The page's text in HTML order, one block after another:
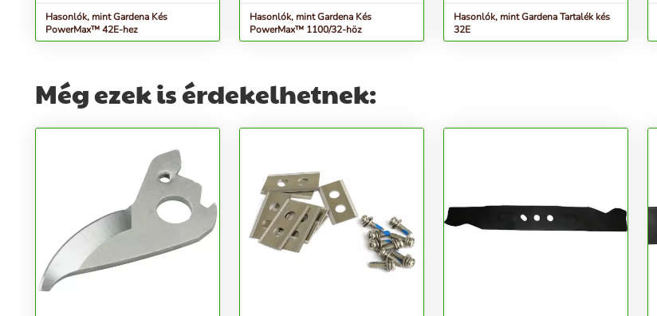
Hasonlók, mint Gardena Kés
PowerMax™ 42E-hez
Hasonlók, mint Gardena Kés
PowerMax™ 1100/32-höz
Hasonlók, mint Gardena Tartalék kés
32E
Még ezek is érdekelhetnek: